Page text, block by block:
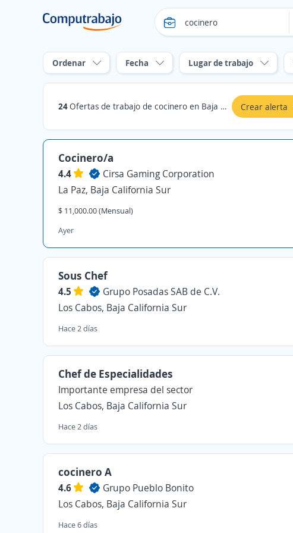
Ordenar Fecha Lugar de trabajo
24Ofertas de trabajo de cocinero en Baja California Sur Crear alerta
Cocinero/a
4.4
Cirsa Gaming Corporation
La Paz, Baja California Sur
$ 11,000.00 (Mensual)
Ayer
Sous Chef
4.5
Grupo Posadas SAB de C.V.
Los Cabos, Baja California Sur
Hace 2 días
Chef de Especialidades
Importante empresa del sector
Los Cabos, Baja California Sur
Hace 2 días
cocinero A
4.6
Grupo Pueblo Bonito
Los Cabos, Baja California Sur
Hace 6 días